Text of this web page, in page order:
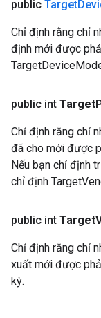
public Target
Chỉ định rằng chỉ
định mới được
public int Target
Chỉ định rằng chỉ
đã cho mới được
Nếu bạn chỉ định
chỉ định
public int Target
Chỉ định rằng chỉ
xuất mới được
kỳ.